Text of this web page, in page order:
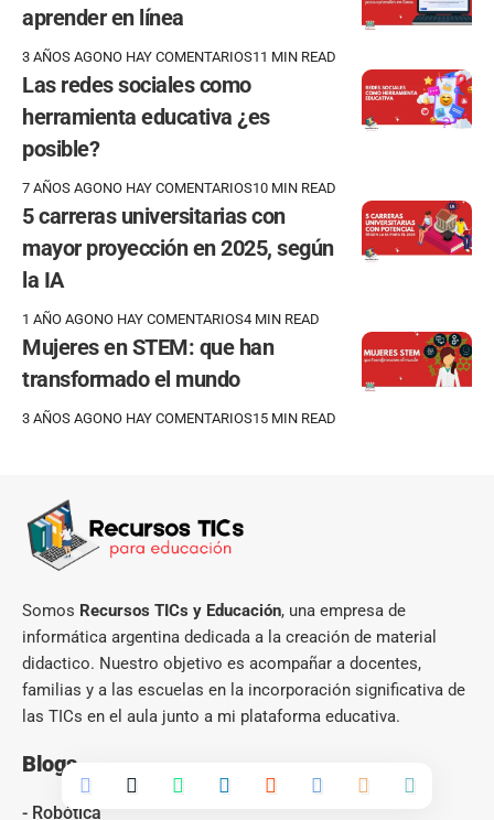
aprender en línea
3 AÑOS AGONO HAY COMENTARIOS11 MIN READ
Las redes sociales como
herramienta educativa ¿es
posible?
7 AÑOS AGONO HAY COMENTARIOS10 MIN READ
5 carreras universitarias con
mayor proyección en 2025, según
la IA
1 AÑO AGONO HAY COMENTARIOS4 MIN READ
Mujeres en STEM: que han
transformado el mundo
3 AÑOS AGONO HAY COMENTARIOS15 MIN READ
Somos Recursos TICs y Educación, una empresa de
informática argentina dedicada a la creación de material
didactico. Nuestro objetivo es acompañar a docentes,
familias y a las escuelas en la incorporación significativa de
las TICs en el aula junto a mi plataforma educativa.
Blogs
- Robótica